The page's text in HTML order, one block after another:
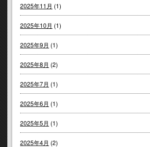
2025年11月 (1)
2025年10月 (1)
2025年9月 (1)
2025年8月 (2)
2025年7月 (1)
2025年6月 (1)
2025年5月 (1)
2025年4月 (2)